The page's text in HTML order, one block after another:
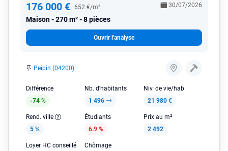
176 000 € 652 €/m²
Maison 270 m² - 8 pièces
30/07/2026
Ouvrir l'analyse
Peipin (04200)
Différence
-74 %
Nb. d'habitants
1 496
Niv. de vie/hab
21 980 €
Rend. ville
5 %
Étudiants
6.9 %
Prix au m²
2 492
Loyer HC conseillé
Chômage